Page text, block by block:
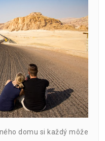
domu si každý môže